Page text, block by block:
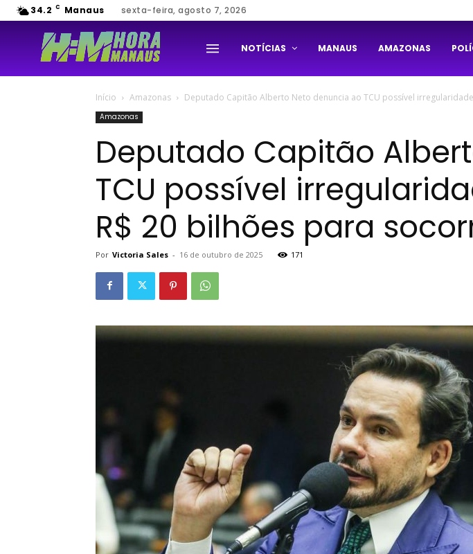
34.2 C Manaus sexta-feira, agosto 7, 2026
NOTÍCIAS MANAUS AMAZONAS
Início Amazonas Deputado Capitão Alberto Neto denuncia ao TCU possível
Amazonas
Deputado Capitão
TCU possível
R$ 20 bilhões para
Por Victoria Sales - 16 de outubro de 2025 171